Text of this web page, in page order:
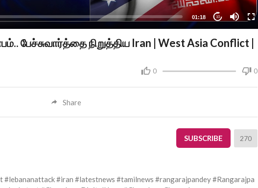
01:18 10
நிறுத்திய Iran | West Asia Conflict |
0 0
Share
SUBSCRIBE 270
#lebananattack #iran #latestnews #tamilnews #rangarajpandey #Rangarajpa